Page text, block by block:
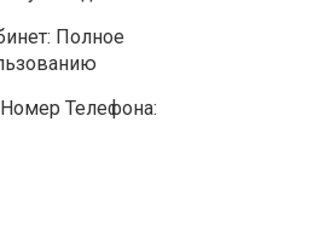
Полное
Телефона: